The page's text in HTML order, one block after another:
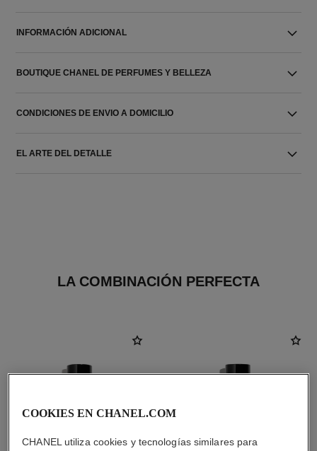
INFORMACIÓN ADICIONAL
BOUTIQUE CHANEL DE PERFUMES Y BELLEZA
CONDICIONES DE ENVIO A DOMICILIO
EL ARTE DEL DETALLE
LA COMBINACIÓN PERFECTA
COOKIES EN CHANEL.COM
CHANEL utiliza cookies y tecnologías similares para